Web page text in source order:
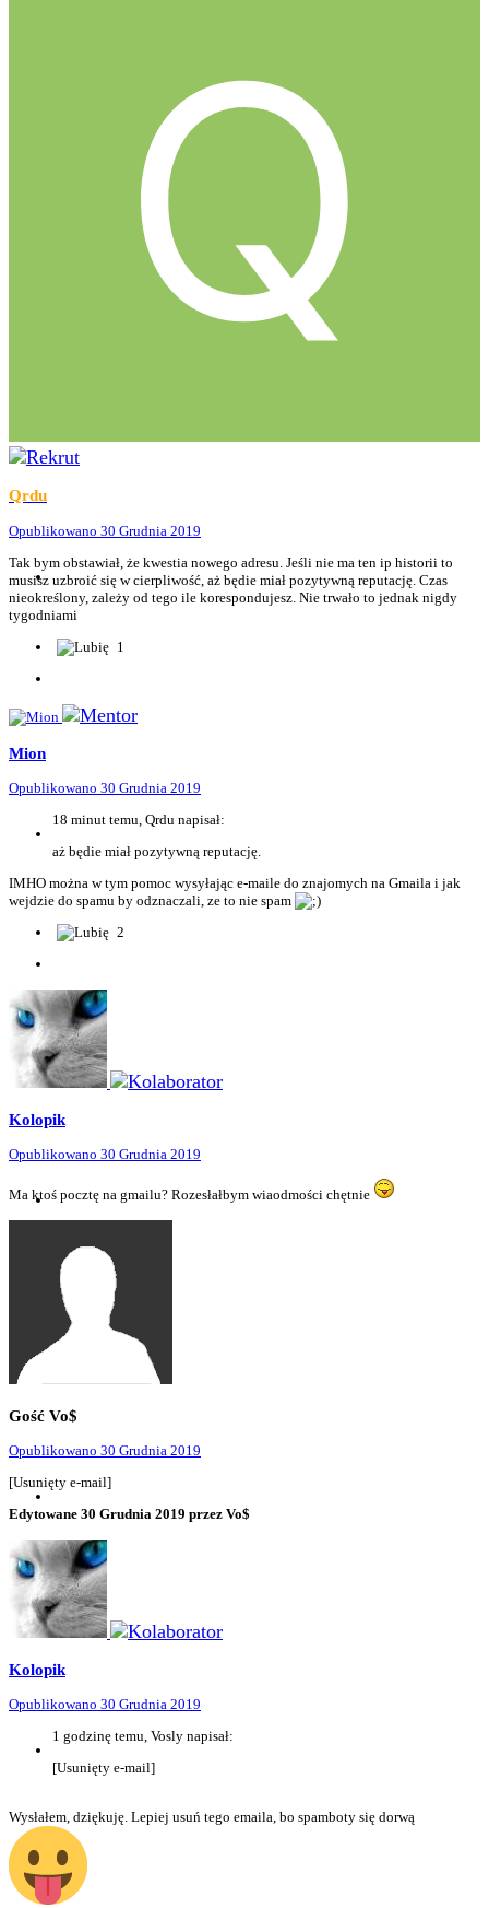
Qrdu
Opublikowano 30 Grudnia 2019
Tak bym obstawiał, że kwestia nowego adresu. Jeśli nie ma ten ip historii to
musisz uzbroić się w cierpliwość, aż będie miał pozytywną reputację. Czas
nieokreślony, zależy od tego ile korespondujesz. Nie trwało to jednak nigdy
tygodniami
1
Mion
Opublikowano 30 Grudnia 2019
18 minut temu, Qrdu napisał:
aż będie miał pozytywną reputację.
IMHO można w tym pomoc wysyłając e-maile do znajomych na Gmaila i jak
wejdzie do spamu by odznaczali, ze to nie spam
2
Kolopik
Opublikowano 30 Grudnia 2019
Ma ktoś pocztę na gmailu? Rozesłałbym wiaodmości chętnie
Gość Vo$
Opublikowano 30 Grudnia 2019
[Usunięty e-mail]
Edytowane 30 Grudnia 2019 przez Vo$
Kolopik
Opublikowano 30 Grudnia 2019
1 godzinę temu, Vosly napisał:
[Usunięty e-mail]
Wysłałem, dziękuję. Lepiej usuń tego emaila, bo spamboty się dorwą